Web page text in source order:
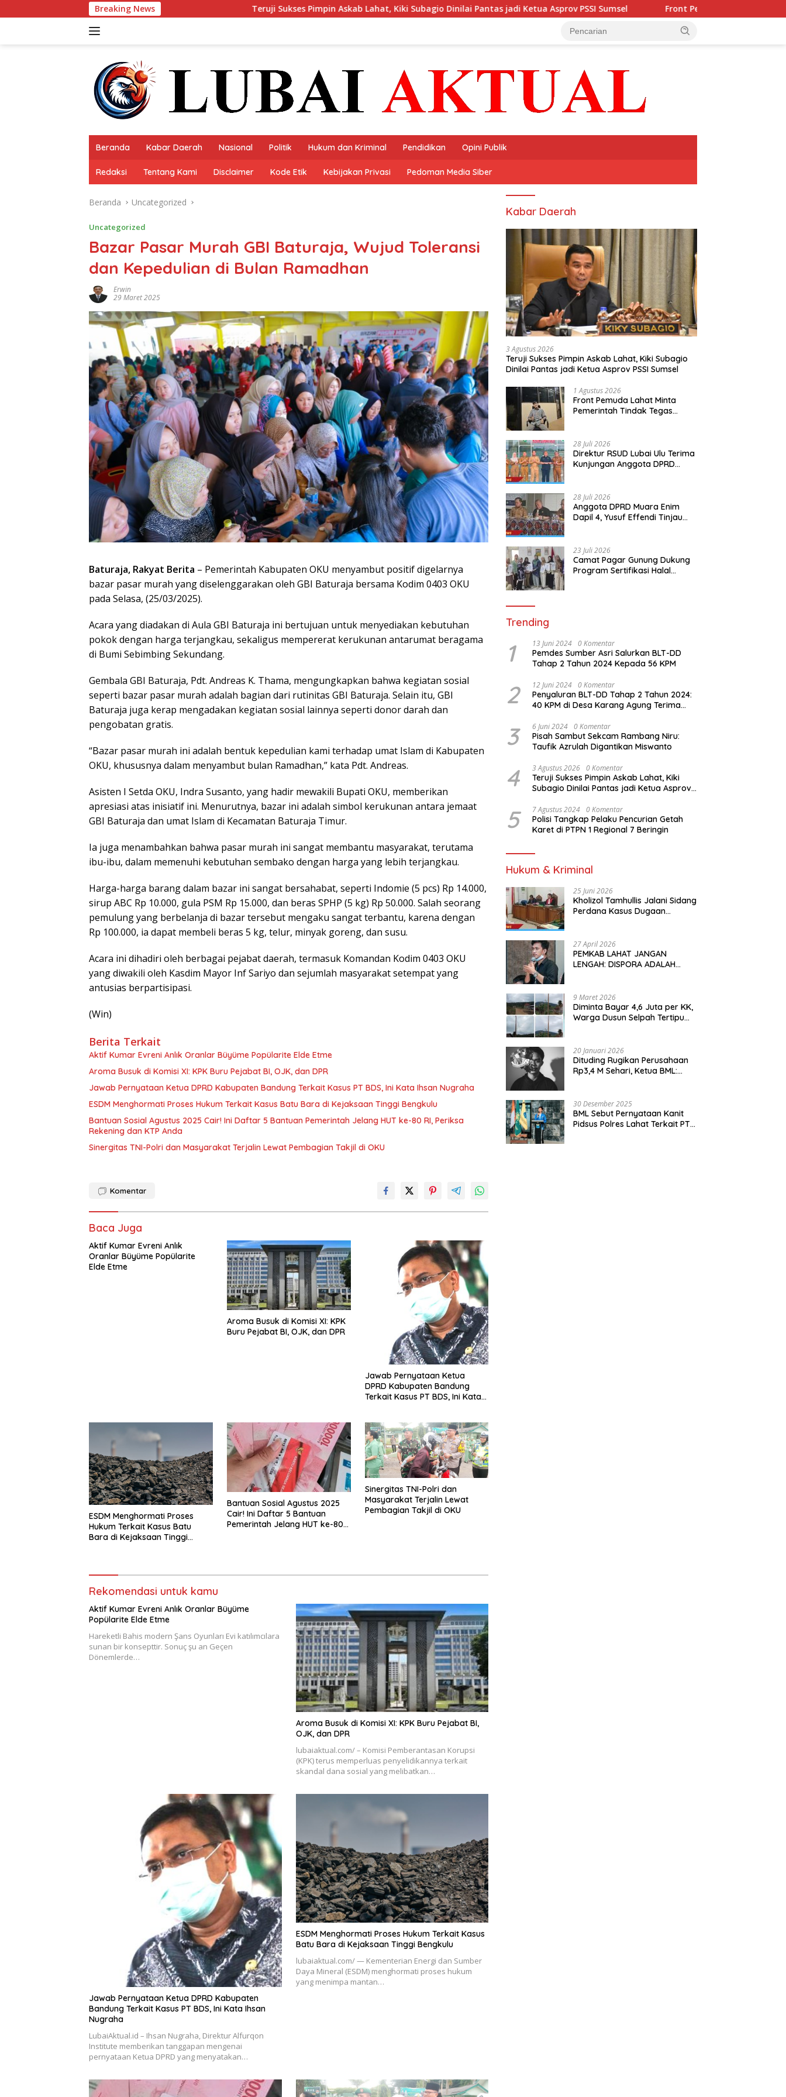
ke
Breaking NewsTeruji Sukses Pimpin Askab Lahat, Kiki Subagio Dinilai Pantas jadi Ketua Asprov PSSI Sumsel Front Pemuda Lahat Minta Pemerintah Tindak Tegas
Beranda Kabar Daerah Nasional Politik Hukum dan Kriminal Pendidikan Opini Publik
Redaksi Tentang Kami Disclaimer Kode Etik Kebijakan Privasi Pedoman Media Siber
Beranda Uncategorized
Uncategorized
Bazar Pasar Murah GBI Baturaja, Wujud Toleransi
dan Kepedulian di Bulan Ramadhan
Erwin
29 Maret 2025
Baturaja, Rakyat Berita – Pemerintah Kabupaten OKU menyambut positif digelarnya
bazar pasar murah yang diselenggarakan oleh GBI Baturaja bersama Kodim 0403 OKU
pada Selasa, (25/03/2025).
Acara yang diadakan di Aula GBI Baturaja ini bertujuan untuk menyediakan kebutuhan
pokok dengan harga terjangkau, sekaligus mempererat kerukunan antarumat beragama
di Bumi Sebimbing Sekundang.
Gembala GBI Baturaja, Pdt. Andreas K. Thama, mengungkapkan bahwa kegiatan sosial
seperti bazar pasar murah adalah bagian dari rutinitas GBI Baturaja. Selain itu, GBI
Baturaja juga kerap mengadakan kegiatan sosial lainnya seperti donor darah dan
pengobatan gratis.
“Bazar pasar murah ini adalah bentuk kepedulian kami terhadap umat Islam di Kabupaten
OKU, khususnya dalam menyambut bulan Ramadhan,” kata Pdt. Andreas.
Asisten I Setda OKU, Indra Susanto, yang hadir mewakili Bupati OKU, memberikan
apresiasi atas inisiatif ini. Menurutnya, bazar ini adalah simbol kerukunan antara jemaat
GBI Baturaja dan umat Islam di Kecamatan Baturaja Timur.
Ia juga menambahkan bahwa pasar murah ini sangat membantu masyarakat, terutama
ibu-ibu, dalam memenuhi kebutuhan sembako dengan harga yang lebih terjangkau.
Harga-harga barang dalam bazar ini sangat bersahabat, seperti Indomie (5 pcs) Rp 14.000,
sirup ABC Rp 10.000, gula PSM Rp 15.000, dan beras SPHP (5 kg) Rp 50.000. Salah seorang
pemulung yang berbelanja di bazar tersebut mengaku sangat terbantu, karena dengan
Rp 100.000, ia dapat membeli beras 5 kg, telur, minyak goreng, dan susu.
Acara ini dihadiri oleh berbagai pejabat daerah, termasuk Komandan Kodim 0403 OKU
yang diwakili oleh Kasdim Mayor Inf Sariyo dan sejumlah masyarakat setempat yang
antusias berpartisipasi.
(Win)
Berita Terkait
Aktif Kumar Evreni Anlık Oranlar Büyüme Popülarite Elde Etme
Aroma Busuk di Komisi XI: KPK Buru Pejabat BI, OJK, dan DPR
Jawab Pernyataan Ketua DPRD Kabupaten Bandung Terkait Kasus PT BDS, Ini Kata Ihsan Nugraha
ESDM Menghormati Proses Hukum Terkait Kasus Batu Bara di Kejaksaan Tinggi Bengkulu
Bantuan Sosial Agustus 2025 Cair! Ini Daftar 5 Bantuan Pemerintah Jelang HUT ke-80 RI, Periksa
Rekening dan KTP Anda
Sinergitas TNI-Polri dan Masyarakat Terjalin Lewat Pembagian Takjil di OKU
Komentar
Baca Juga
Aktif Kumar Evreni Anlık
Oranlar Büyüme Popülarite
Elde Etme
Aroma Busuk di Komisi XI: KPK
Buru Pejabat BI, OJK, dan DPR
Jawab Pernyataan Ketua
DPRD Kabupaten Bandung
Terkait Kasus PT BDS, Ini Kata
ESDM Menghormati Proses
Hukum Terkait Kasus Batu
Bara di Kejaksaan Tinggi
Bantuan Sosial Agustus 2025
Cair! Ini Daftar 5 Bantuan
Pemerintah Jelang HUT ke-80
Sinergitas TNI-Polri dan
Masyarakat Terjalin Lewat
Pembagian Takjil di OKU
Rekomendasi untuk kamu
Aktif Kumar Evreni Anlık Oranlar Büyüme
Popülarite Elde Etme
Hareketli Bahis modern Şans Oyunları Evi katılımcılara
sunan bir konsepttir. Sonuç şu an Geçen
Dönemlerde…
Aroma Busuk di Komisi XI: KPK Buru Pejabat BI,
OJK, dan DPR
lubaiaktual.com/ – Komisi Pemberantasan Korupsi
(KPK) terus memperluas penyelidikannya terkait
skandal dana sosial yang melibatkan…
Jawab Pernyataan Ketua DPRD Kabupaten
Bandung Terkait Kasus PT BDS, Ini Kata Ihsan
Nugraha
LubaiAktual.id – Ihsan Nugraha, Direktur Alfurqon
Institute memberikan tanggapan mengenai
pernyataan Ketua DPRD yang menyatakan…
ESDM Menghormati Proses Hukum Terkait Kasus
Batu Bara di Kejaksaan Tinggi Bengkulu
lubaiaktual.com/ — Kementerian Energi dan Sumber
Daya Mineral (ESDM) menghormati proses hukum
yang menimpa mantan…
Kabar Daerah
3 Agustus 2026
Teruji Sukses Pimpin Askab Lahat, Kiki Subagio
Dinilai Pantas jadi Ketua Asprov PSSI Sumsel
1 Agustus 2026
Front Pemuda Lahat Minta
Pemerintah Tindak Tegas
28 Juli 2026
Direktur RSUD Lubai Ulu Terima
Kunjungan Anggota DPRD
28 Juli 2026
Anggota DPRD Muara Enim
Dapil 4, Yusuf Effendi Tinjau
Pelayanan
23 Juli 2026
Camat Pagar Gunung Dukung
Program Sertifikasi Halal
Trending
1 13 Juni 2024 0 Komentar
Pemdes Sumber Asri Salurkan BLT-DD
Tahap 2 Tahun 2024 Kepada 56 KPM
2 12 Juni 2024 0 Komentar
Penyaluran BLT-DD Tahap 2 Tahun 2024:
40 KPM di Desa Karang Agung Terima
3 6 Juni 2024 0 Komentar
Pisah Sambut Sekcam Rambang Niru:
Taufik Azrulah Digantikan Miswanto
4 3 Agustus 2026 0 Komentar
Teruji Sukses Pimpin Askab Lahat, Kiki
Subagio Dinilai Pantas jadi Ketua Asprov
5 7 Agustus 2024 0 Komentar
Polisi Tangkap Pelaku Pencurian Getah
Karet di PTPN 1 Regional 7 Beringin
Hukum & Kriminal
25 Juni 2026
Kholizol Tamhullis Jalani Sidang
Perdana Kasus Dugaan
27 April 2026
PEMKAB LAHAT JANGAN
LENGAH: DISPORA ADALAH
9 Maret 2026
Diminta Bayar 4,6 Juta per KK,
Warga Dusun Selpah Tertipu
20 Januari 2026
Dituding Rugikan Perusahaan
Rp3,4 M Sehari, Ketua BML:
30 Desember 2025
BML Sebut Pernyataan Kanit
Pidsus Polres Lahat Terkait PT